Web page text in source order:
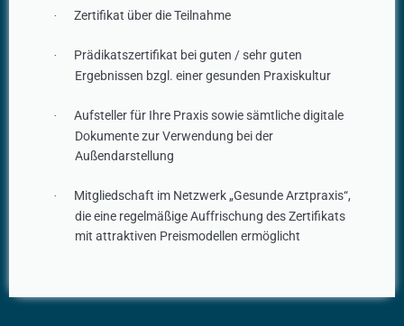
· Zertifikat über die Teilnahme
·
Prädikatszertifikat bei guten / sehr guten
Ergebnissen bzgl. einer gesunden Praxiskultur
·
Aufsteller für Ihre Praxis sowie sämtliche digitale
Dokumente zur Verwendung bei der
Außendarstellung
·
Mitgliedschaft im Netzwerk „Gesunde Arztpraxis“,
die eine regelmäßige Auffrischung des Zertifikats
mit attraktiven Preismodellen ermöglicht